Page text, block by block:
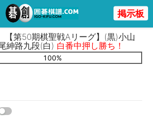
掲示板
【第50期棋聖戦Aリーグ】(黒)小山
紳路九段(白) 白番中押し勝ち！
100%